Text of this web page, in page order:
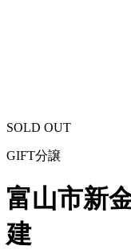
SOLD OUT
GIFT分譲
富山市新
建